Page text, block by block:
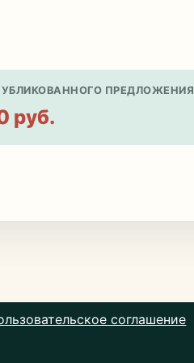
ПРЕДЛОЖЕНИЯ
руб.
соглашение